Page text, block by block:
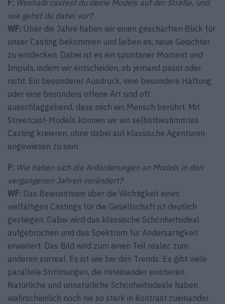
F: Weshalb castest du deine Models auf der Straße, und
wie gehst du dabei vor?
WF: Über die Jahre haben wir einen geschärften Blick für
unser Casting bekommen und lieben es, neue Gesichter
zu entdecken. Dabei ist es ein spontaner Moment und
Impuls, indem wir entscheiden, ob jemand passt oder
nicht. Ein besonderer Ausdruck, eine besondere Haltung
oder eine besonders offene Art sind oft
ausschlaggebend, dass mich ein Mensch berührt. Mit
Streetcast-Models können wir ein selbstbestimmtes
Casting kreieren, ohne dabei auf klassische Agenturen
angewiesen zu sein.
F: Wie haben sich die Anforderungen an Models in den
vergangenen Jahren verändert?
WF: Das Bewusstsein über die Wichtigkeit eines
vielfältigen Castings für die Gesellschaft ist deutlich
gestiegen. Dabei wird das klassische Schönheitsideal
aufgebrochen und das Spektrum für Andersartigkeit
erweitert. Das Bild wird zum einen Teil realer, zum
anderen surreal. Es ist wie bei den Trends: Es gibt viele
parallele Strömungen, die miteinander existieren.
Natürliche und unnatürliche Schönheitsideale haben
wahrscheinlich noch nie so stark in Kontrast zueinander